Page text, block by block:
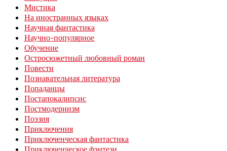
Мистика
На иностранных языках
Научная фантастика
Научно-популярное
Обучение
Остросюжетный любовный роман
Повести
Познавательная литература
Попаданцы
Постапокалипсис
Постмодернизм
Поэзия
Приключения
Приключенческая фантастика